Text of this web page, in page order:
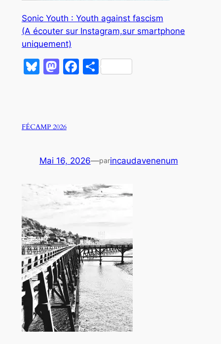
Sonic Youth : Youth against fascism
(A écouter sur Instagram,sur smartphone
uniquement)
Bluesky
Mastodon
Facebook
Partager
FÉCAMP 2026
Mai 16, 2026—parincaudavenenum